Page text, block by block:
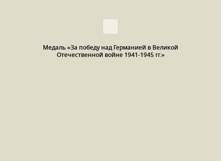
Медаль «За победу над Германией в Великой
Отечественной войне 1941-1945 гг.»